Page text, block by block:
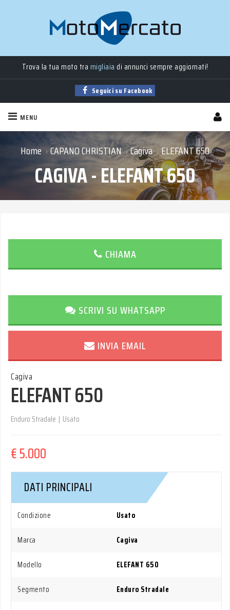
Trova la tua moto tra migliaia di annunci sempre aggiornati!
Seguici su Facebook
MENU
Home › CAPANO CHRISTIAN › Cagiva › ELEFANT 650
CAGIVA - ELEFANT 650
CHIAMA
SCRIVI SU WHATSAPP
INVIA EMAIL
Cagiva
ELEFANT 650
Enduro Stradale | Usato
€ 5.000
DATI PRINCIPALI
Condizione
Usato
Marca
Cagiva
Modello
ELEFANT 650
Segmento
Enduro Stradale